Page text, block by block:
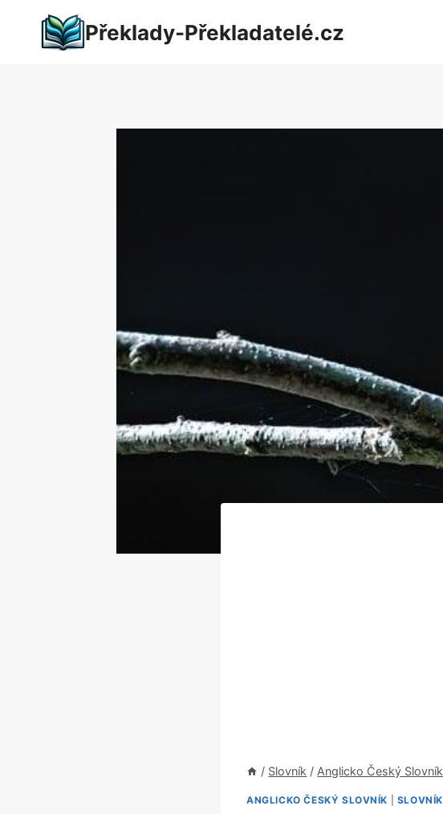
Překlady-Překladatelé.cz
/ Slovník / Anglicko Český Slovník
ANGLICKO ČESKÝ SLOVNÍK SLOVNÍK